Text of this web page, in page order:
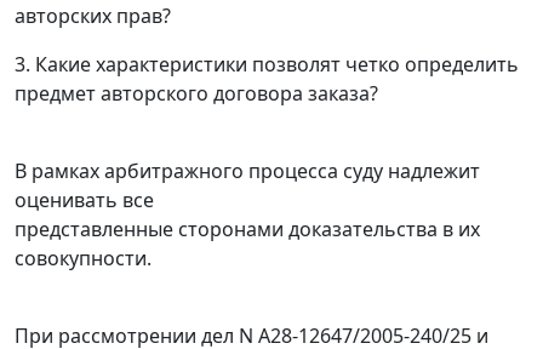
авторских прав?
3. Какие характеристики позволят четко определить
предмет авторского договора заказа?
В рамках арбитражного процесса суду надлежит
оценивать все
представленные сторонами доказательства в их
совокупности.
При рассмотрении дел N А28-12647/2005-240/25 и